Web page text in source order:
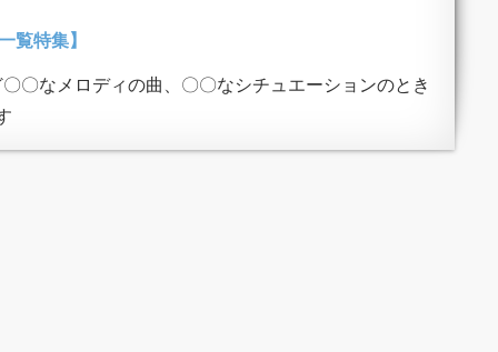
覧特集】
〇なメロディの曲、〇〇なシチュエーションのとき